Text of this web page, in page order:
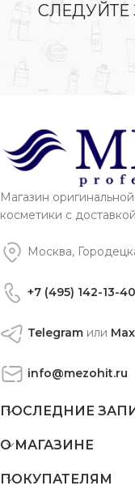
СЛЕДУЙТЕ
Магазин
косметики с
Москва,
+7 (495) 142-13-40
Telegram или Max
info@mezohit.ru
ПОСЛЕДНИЕ
О МАГАЗИНЕ
ПОКУПАТЕЛЯМ